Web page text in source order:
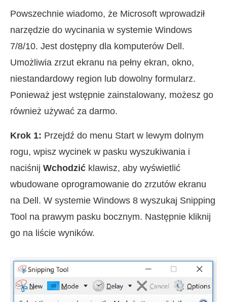
Powszechnie wiadomo, że Microsoft wprowadził
narzędzie do wycinania w systemie Windows
7/8/10. Jest dostępny dla komputerów Dell.
Umożliwia zrzut ekranu na pełny ekran, okno,
niestandardowy region lub dowolny formularz.
Ponieważ jest wstępnie zainstalowany, możesz go
również używać za darmo.
Krok 1: Przejdź do menu Start w lewym dolnym
rogu, wpisz wycinek w pasku wyszukiwania i
naciśnij Wchodzić klawisz, aby wyświetlić
wbudowane oprogramowanie do zrzutów ekranu
na Dell. W systemie Windows 8 wyszukaj Snipping
Tool na prawym pasku bocznym. Następnie kliknij
go na liście wyników.